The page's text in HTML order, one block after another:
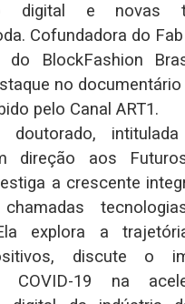
digital e novas
Cofundadora do
do BlockFashion
no
pelo Canal ART1.
direção aos
a crescente
explora a
discute o
COVID-19 na